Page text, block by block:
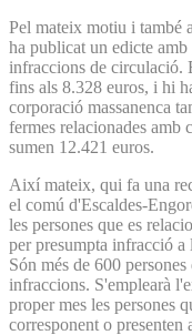
Pel mateix motiu i també
ha publicat un edicte amb
infraccions de circulació.
fins als 8.328 euros, i hi
corporació massanenca
fermes relacionades amb
sumen 12.421 euros.
Així mateix, qui fa una
el comú d'Escaldes-
les persones que es
per presumpta infracció a
Són més de 600
infraccions. S'emplearà
proper mes les persones
corresponent o presenten